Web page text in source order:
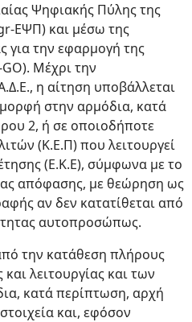
Ψηφιακής Πύλης της
ΕΨΠ) και μέσω της
για την εφαρμογή της
Μέχρι την
η αίτηση υποβάλλεται
στην αρμόδια, κατά
2, ή σε οποιοδήποτε
(Κ.Ε.Π) που λειτουργεί
(Ε.Κ.Ε), σύμφωνα με το
απόφασης, με θεώρηση ως
αν δεν κατατίθεται από
αυτοπροσώπως.
την κατάθεση πλήρους
λειτουργίας και των
κατά περίπτωση, αρχή
και, εφόσον